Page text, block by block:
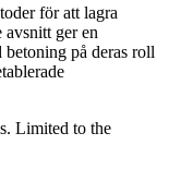
för att lagra
avsnitt ger en
betoning på deras roll
Limited to the